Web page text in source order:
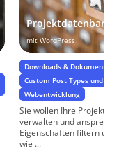
Projektdatenbank
mit WordPress
Downloads &
Custom Post Types und
Webentwicklung
Sie wollen Ihre Projekte
verwalten und
Eigenschaften filtern
wie ...